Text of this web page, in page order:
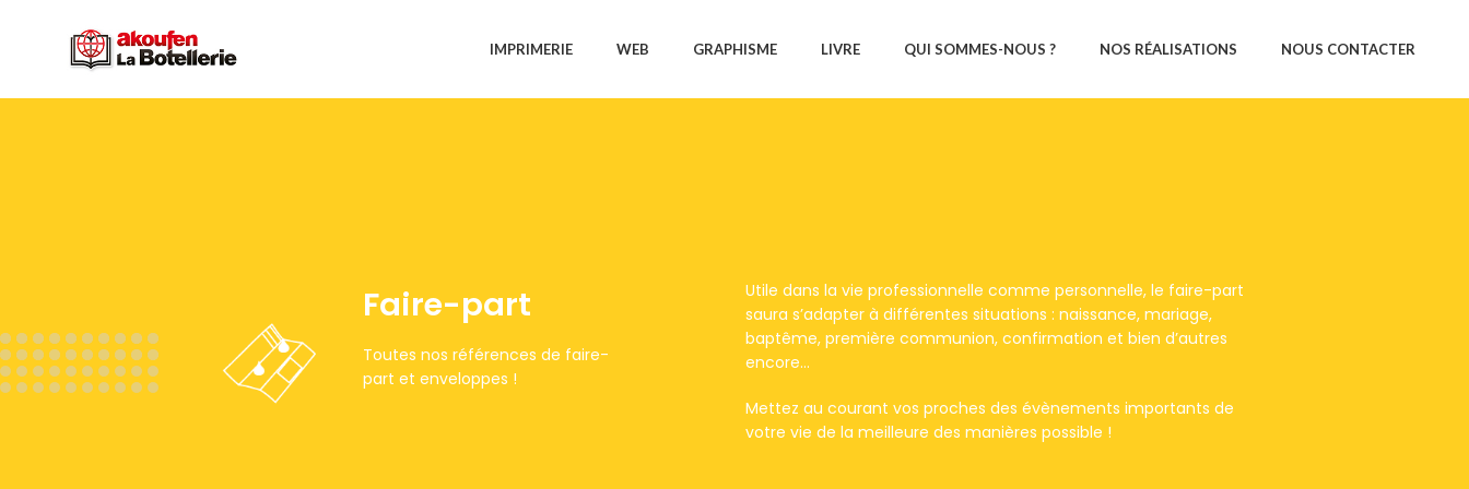
IMPRIMERIE WEB GRAPHISME LIVRE QUI SOMMES-NOUS ? NOS RÉALISATIONS NOUS CONTACTER
Faire-part
Toutes nos références de faire-
part et enveloppes !
Utile dans la vie professionnelle comme personnelle, le faire-part
saura s’adapter à différentes situations : naissance, mariage,
baptême, première communion, confirmation et bien d’autres
encore…
Mettez au courant vos proches des évènements importants de
votre vie de la meilleure des manières possible !